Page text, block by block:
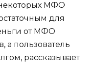
МФО
для
от МФО
а пользователь
рассказывает